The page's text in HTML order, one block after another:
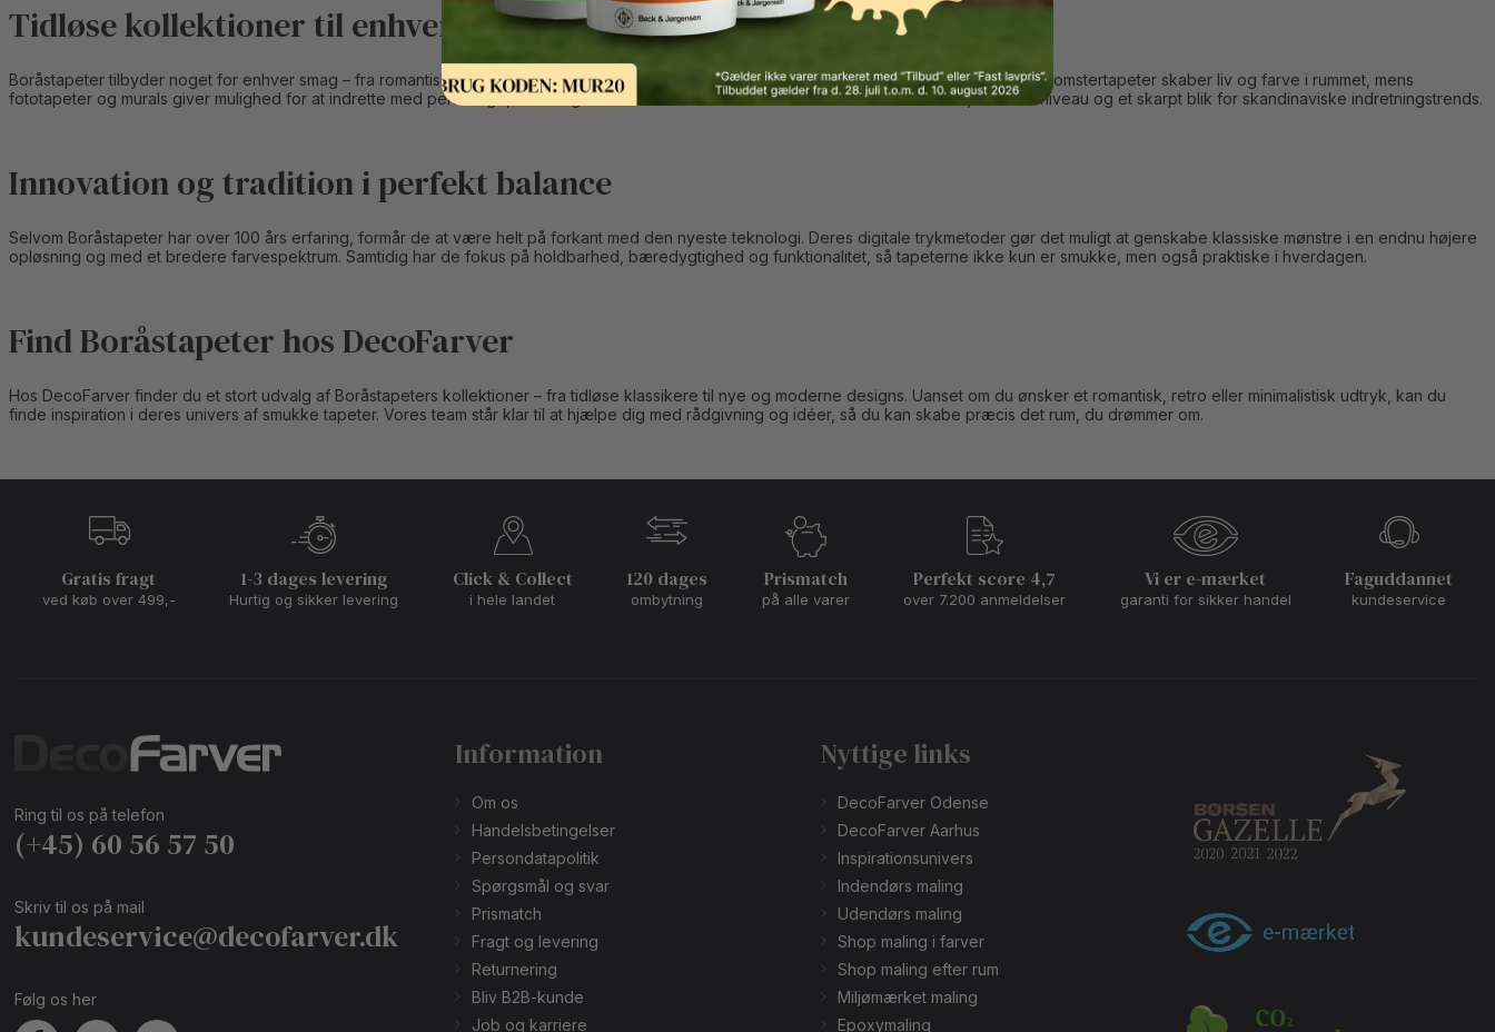
Tidløse kollektioner til enhver stil
Boråstapeter tilbyder noget for enhver smag – fra romantiske vintagetapeter og grafiske retrodesigns til elegante, moderne mønstre. Deres blomstertapeter skaber liv og farve i rummet, mens
fototapeter og murals giver mulighed for at indrette med personlige, stemningsfulde motiver. Fælles for alle kollektionerne er et højt kvalitetsniveau og et skarpt blik for skandinaviske indretningstrends.
Innovation og tradition i perfekt balance
Selvom Boråstapeter har over 100 års erfaring, formår de at være helt på forkant med den nyeste teknologi. Deres digitale trykmetoder gør det muligt at genskabe klassiske mønstre i en endnu højere
opløsning og med et bredere farvespektrum. Samtidig har de fokus på holdbarhed, bæredygtighed og funktionalitet, så tapeterne ikke kun er smukke, men også praktiske i hverdagen.
Find Boråstapeter hos DecoFarver
Hos DecoFarver finder du et stort udvalg af Boråstapeters kollektioner – fra tidløse klassikere til nye og moderne designs. Uanset om du ønsker et romantisk, retro eller minimalistisk udtryk, kan du
finde inspiration i deres univers af smukke tapeter. Vores team står klar til at hjælpe dig med rådgivning og idéer, så du kan skabe præcis det rum, du drømmer om.
Gratis fragt
ved køb over 499,-
1-3 dages levering
Hurtig og sikker levering
Click & Collect
i hele landet
120 dages
ombytning
Prismatch
på alle varer
Perfekt score 4,7
over 7.200 anmeldelser
Vi er e-mærket
garanti for sikker handel
Faguddannet
kundeservice
Ring til os på telefon
(+45) 60 56 57 50
Skriv til os på mail
kundeservice@decofarver.dk
Følg os her
Information
Om os
Handelsbetingelser
Persondatapolitik
Spørgsmål og svar
Prismatch
Fragt og levering
Returnering
Bliv B2B-kunde
Job og karriere
Nyttige links
DecoFarver Odense
DecoFarver Aarhus
Inspirationsunivers
Indendørs maling
Udendørs maling
Shop maling i farver
Shop maling efter rum
Miljømærket maling
Epoxymaling